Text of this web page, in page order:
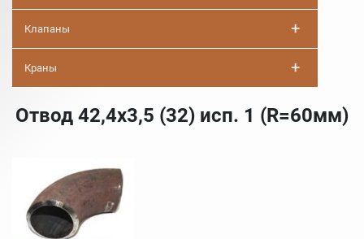
Клапаны +
Краны +
Отвод 42,4х3,5 (32) исп. 1 (R=60мм)